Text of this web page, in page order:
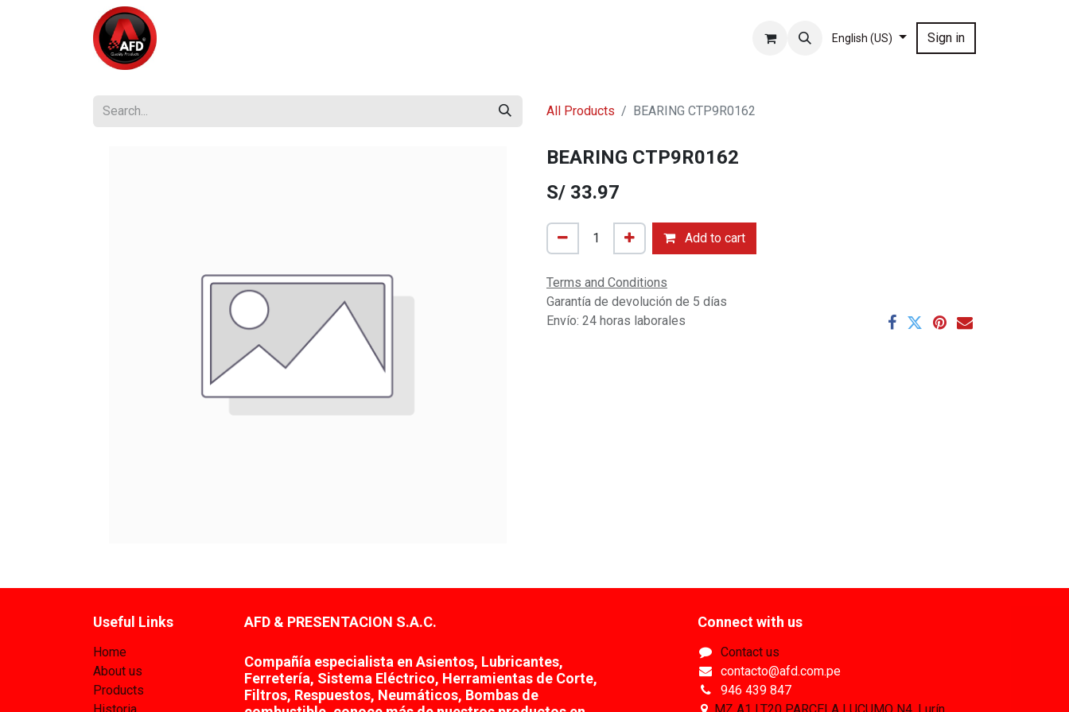
English (US) Sign in
All Products BEARING CTP9R0162
BEARING CTP9R0162
S/ 33.97
Add to cart
Terms and Conditions
Garantía de devolución de 5 días
Envío: 24 horas laborales
Useful Links
Home
About us
Products
AFD & PRESENTACION S.A.C.
Compañía especialista en Asientos, Lubricantes,
Ferretería, Sistema Eléctrico, Herramientas de Corte,
Filtros, Respuestos, Neumáticos, Bombas de
Connect with us
Contact us
contacto@afd.com.pe
946 439 847